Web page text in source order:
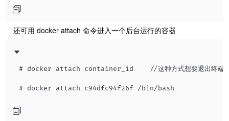
​ 还可用 docker attach 命令进入一个后台运行的容器
# docker attach container_id    //这种方式想要退出终端，